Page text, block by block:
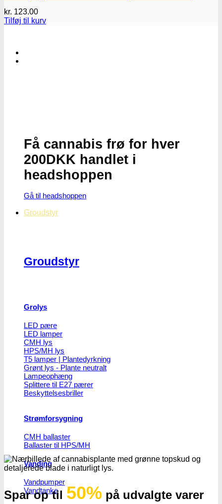
Få cannabis frø for hver
200DKK handlet i
headshoppen
Gå til headshoppen
Groudstyr
Groudstyr
Grolys
LED pære
LED lamper
CMH lys
HPS/MH lys
T5 lamper | Plantedyrkning
Grønt lys - Plante neutralt
Lampeophæng
Splittere til E27 pærer
Beskyttelsesbriller
Strømforsygning
CMH ballaster
Ballaster til HPS/MH
Vanding
Vandpumper
Vandtanke
kr. 123.00
Tilføj til kurv
Spar op til 50% på udvalgte varer